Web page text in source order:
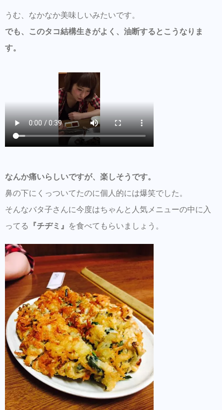
うむ、なかなか美味しいみたいです。
でも、このタコ結構生きがよく、油断するとこうなりま
す。
なんか痛いらしいですが、楽しそうです。
鼻の下にくっついてたのに個人的には爆笑でした。
そんなバタ子さんに今度はちゃんと人気メニューの中に入
ってる
『チヂミ』 を食べてもらいましょう。